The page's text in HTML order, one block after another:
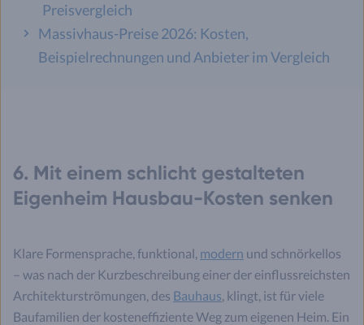
Preisvergleich
Massivhaus-Preise 2026: Kosten,
Beispielrechnungen und Anbieter im Vergleich
6. Mit einem schlicht gestalteten
Eigenheim Hausbau-Kosten senken
Klare Formensprache, funktional, modern und schnörkellos
– was nach der Kurzbeschreibung einer der einflussreichsten
Architekturströmungen, des Bauhaus , klingt, ist für viele
Baufamilien der kosteneffiziente Weg zum eigenen Heim. Ein